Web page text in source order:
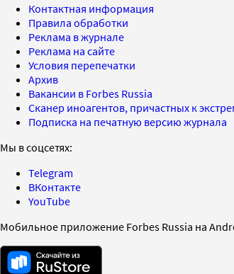
Контактная информация
Правила обработки
Реклама в журнале
Реклама на сайте
Условия перепечатки
Архив
Вакансии в Forbes Russia
Сканер иноагентов, причастных к
Подписка на печатную версию журнала
Мы в соцсетях:
Telegram
ВКонтакте
YouTube
Мобильное приложение Forbes Russia на